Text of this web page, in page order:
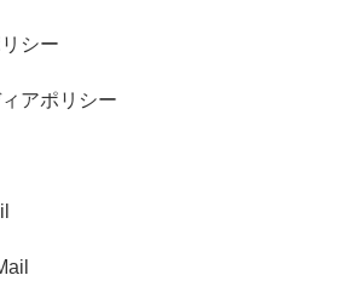
シー
アポリシー